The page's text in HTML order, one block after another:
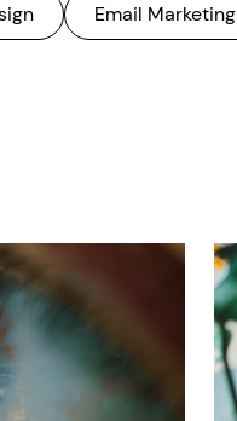
Email Marketing